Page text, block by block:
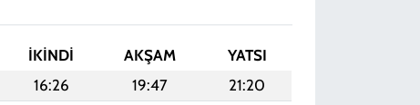
İKINDI AKŞAM
YATSI
16:26 19:47
21:20